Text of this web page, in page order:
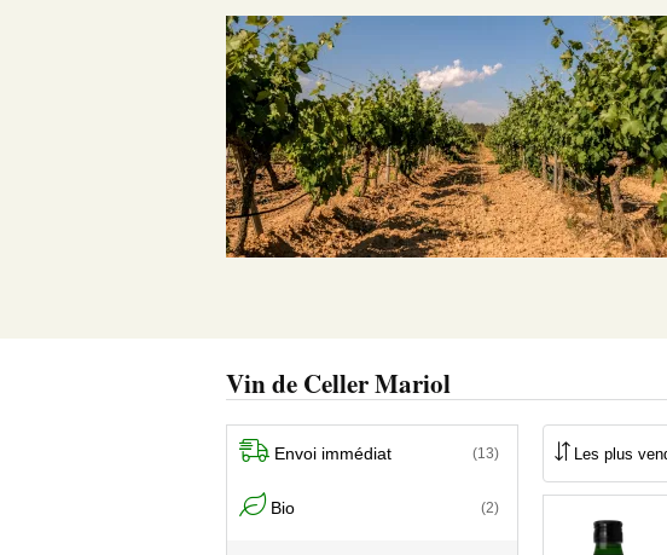
Vin de Celler Mariol
Envoi immédiat (13)
Bio (2)